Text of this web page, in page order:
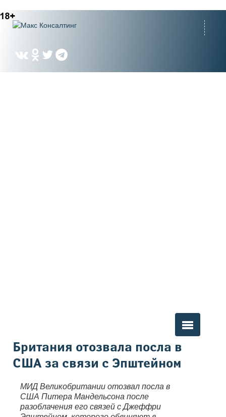
Вы здесь
Британия отозвала посла в
США за связи с Эпштейном
МИД Великобритании отозвал посла в
США Питера Мандельсона после
разоблачения его связей с Джеффри